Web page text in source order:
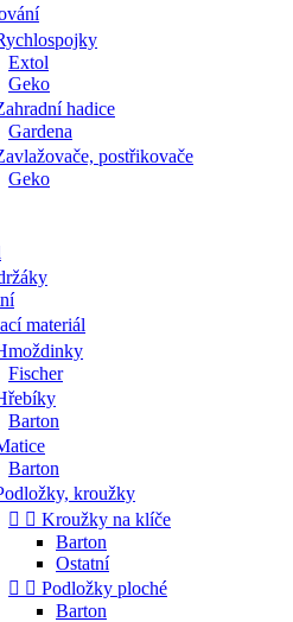
Extol
Geko
hadice
Gardena
postřikovače
Geko
materiál
Fischer
Barton
Barton
kroužky
  Kroužky na klíče
Barton
Ostatní
  Podložky ploché
Barton